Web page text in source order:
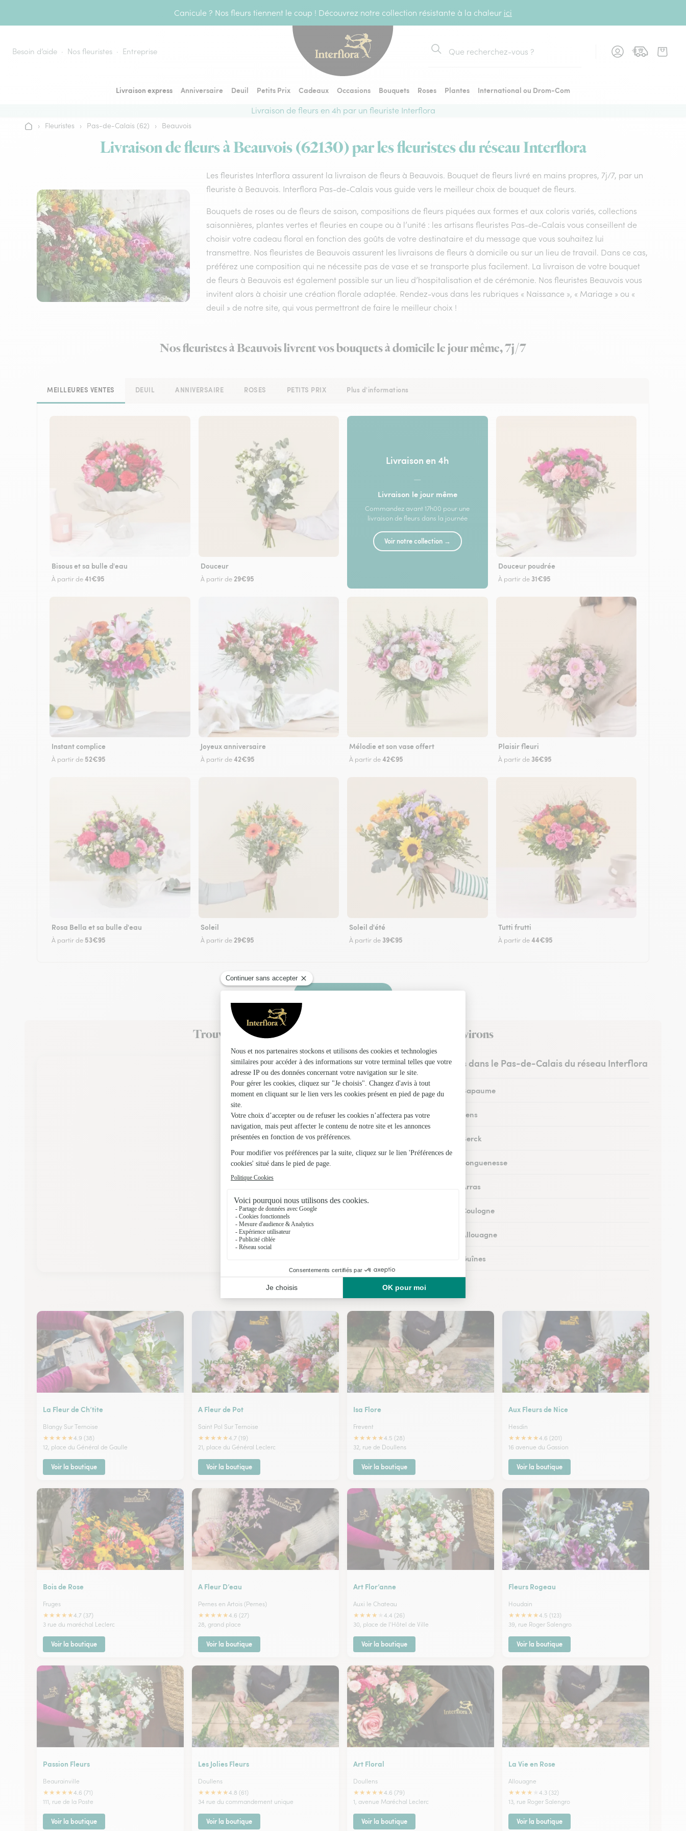
Canicule ? Nos fleurs tiennent le coup ! Découvrez notre collection résistante à la chaleur ici
Besoin d’aide Nos fleuristes Entreprise
Rechercher
Livraison express Anniversaire Deuil Petits Prix Cadeaux Occasions Bouquets Roses Plantes
International ou Drom-Com
Livraison de fleurs en 4h par un fleuriste Interflora
Accueil
› Fleuristes › Pas-de-Calais (62) › Beauvois
Livraison de fleurs à Beauvois (62130) par les fleuristes du réseau Interflora
Les fleuristes Interflora assurent la livraison de fleurs à Beauvois. Bouquet de fleurs livré en mains propres, 7j/7, par un
fleuriste à Beauvois. Interflora Pas-de-Calais vous guide vers le meilleur choix de bouquet de fleurs.
Bouquets de roses ou de fleurs de saison, compositions de fleurs piquées aux formes et aux coloris variés, collections
saisonnières, plantes vertes et fleuries en coupe ou à l’unité : les artisans fleuristes Pas-de-Calais vous conseillent de
choisir votre cadeau floral en fonction des goûts de votre destinataire et du message que vous souhaitez lui
transmettre. Nos fleuristes de Beauvois assurent les livraisons de fleurs à domicile ou sur un lieu de travail. Dans ce cas,
préférez une composition qui ne nécessite pas de vase et se transporte plus facilement. La livraison de votre bouquet
de fleurs à Beauvois est également possible sur un lieu d’hospitalisation et de cérémonie. Nos fleuristes Beauvois vous
invitent alors à choisir une création florale adaptée. Rendez-vous dans les rubriques « Naissance », « Mariage » ou «
deuil » de notre site, qui vous permettront de faire le meilleur choix !
Nos fleuristes à Beauvois livrent vos bouquets à domicile le jour même, 7j/7
MEILLEURES VENTES DEUIL ANNIVERSAIRE ROSES PETITS PRIX Plus d'informations
Bisous et sa bulle d'eau
À partir de41€95
Douceur
À partir de 29€95
Livraison en 4h
—
Livraison le jour même
Commandez avant 17h00 pour une
livraison de fleurs dans la journée
Voir notre collection →
Douceur poudrée
À partir de 31€95
Instant complice
À partir de 52€95
Joyeux anniversaire
À partir de42€95
Mélodie et son vase offert
À partir de42€95
Plaisir fleuri
À partir de 36€95
Rosa Bella et sa bulle d'eau
À partir de 53€95
Soleil
À partir de 29€95
Soleil d'été
À partir de 39€95
Tutti frutti
À partir de44€95
Faire livrer des fleurs
Trouvez un fleuriste Interflora à Beauvois et dans ses environs
Les fleuristes dans le Pas-de-Calais du réseau Interflora
Fleuristes à Bapaume
Fleuristes à Lens
Fleuristes à Berck
Fleuristes à Longuenesse
Fleuristes à Arras
Fleuristes à Coulogne
Fleuristes à Allouagne
Fleuristes à Guînes
Nos fleuristes à Beauvois
La Fleur de Ch’tite
Blangy Sur Ternoise
★★★★★4.9 (38)
12, place du Général de Gaulle
Voir la boutique
A Fleur de Pot
Saint Pol Sur Ternoise
★★★★★4.7 (19)
21, place du Général Leclerc
Voir la boutique
Isa Flore
Frevent
★★★★★4.5 (28)
32, rue de Doullens
Voir la boutique
Aux Fleurs de Nice
Hesdin
★★★★★4.6 (201)
16 avenue du Gassion
Voir la boutique
Bois de Rose
Fruges
★★★★★4.7 (37)
3 rue du maréchal Leclerc
Voir la boutique
A Fleur D’eau
Pernes en Artois (Pernes)
★★★★★4.6 (27)
28, grand place
Voir la boutique
Art Flor’anne
Auxi le Chateau
★★★★
4.4 (26)
30, place de l'Hôtel de Ville
Voir la boutique
Fleurs Rogeau
Houdain
★★★★★4.5 (123)
39, rue Roger Salengro
Voir la boutique
Passion Fleurs
Beaurainville
★★★★★4.6 (71)
111, rue de la Poste
Voir la boutique
Les Jolies Fleurs
Doullens
★★★★★4.8 (61)
34 rue du commandement unique
Voir la boutique
Art Floral
Doullens
★★★★★4.6 (79)
1, avenue Maréchal Leclerc
Voir la boutique
La Vie en Rose
Allouagne
★★★★
4.3 (32)
13, rue Roger Salengro
Voir la boutique